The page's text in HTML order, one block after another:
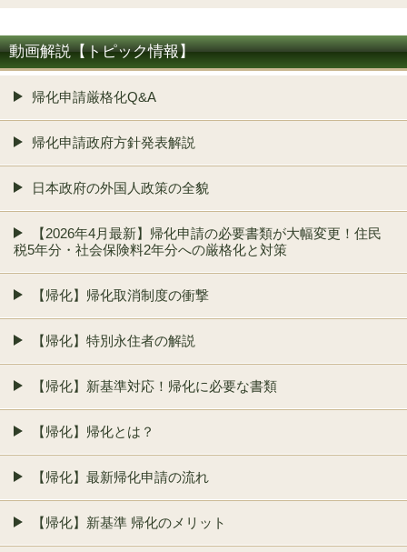
動画解説【トピック情報】
帰化申請厳格化Q&A
帰化申請政府方針発表解説
日本政府の外国人政策の全貌
【2026年4月最新】帰化申請の必要書類が大幅変更！住民
税5年分・社会保険料2年分への厳格化と対策
【帰化】帰化取消制度の衝撃
【帰化】特別永住者の解説
【帰化】新基準対応！帰化に必要な書類
【帰化】帰化とは？
【帰化】最新帰化申請の流れ
【帰化】新基準 帰化のメリット